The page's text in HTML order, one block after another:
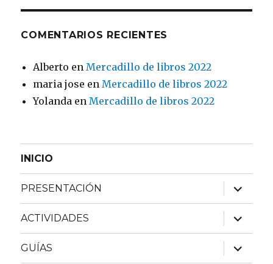
COMENTARIOS RECIENTES
Alberto en Mercadillo de libros 2022
maria jose en Mercadillo de libros 2022
Yolanda en Mercadillo de libros 2022
INICIO
PRESENTACIÓN
expande
el
menú
inferior
ACTIVIDADES
expande
el
menú
inferior
GUÍAS
expande
el